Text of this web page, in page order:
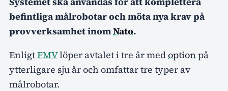
befintliga målrobotar och möta nya krav på
provverksamhet inomNato.
EnligtFMVlöper avtalet i tre år medoption på
ytterligare sju år och omfattar tre typer av
målrobotar.